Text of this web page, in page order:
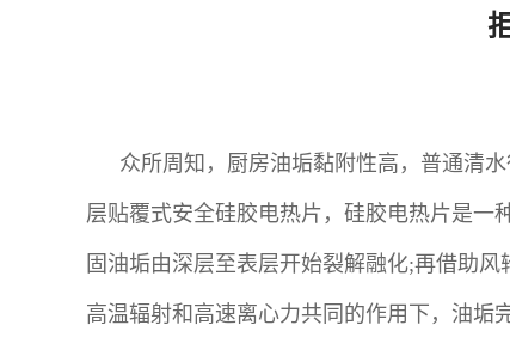
众所周知，厨房油垢黏附性高，普通清
层贴覆式安全硅胶电热片，硅胶电热片是一
固油垢由深层至表层开始裂解融化;再借助
高温辐射和高速离心力共同的作用下，油垢